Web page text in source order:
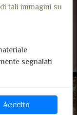
tali immagini su
segnalati
Accetto